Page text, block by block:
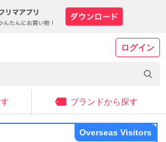
ログイン
ブランドから探す
Overseas Visitors